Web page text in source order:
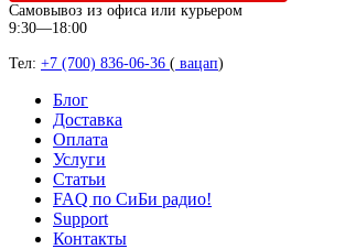
Самовывоз из офиса или курьером
9:30—18:00
Тел: +7 (700) 836-06-36 ( вацап)
Блог
Доставка
Оплата
Услуги
Статьи
FAQ по СиБи радио!
Support
Контакты